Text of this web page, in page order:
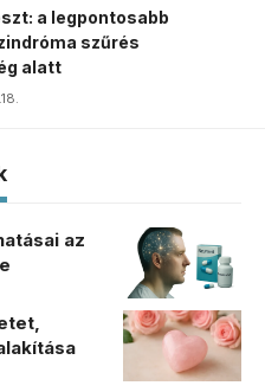
a legpontosabb
szűrés
alatt
az